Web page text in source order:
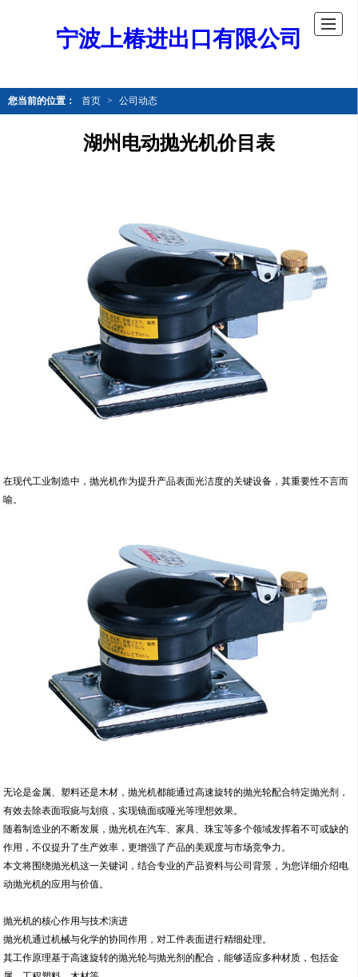
宁波上椿进出口有限公司
您当前的位置： 首页 > 公司动态
湖州电动抛光机价目表
在现代工业制造中，抛光机作为提升产品表面光洁度的关键设备，其重要性不言而
喻。
无论是金属、塑料还是木材，抛光机都能通过高速旋转的抛光轮配合特定抛光剂，
有效去除表面瑕疵与划痕，实现镜面或哑光等理想效果。
随着制造业的不断发展，抛光机在汽车、家具、珠宝等多个领域发挥着不可或缺的
作用，不仅提升了生产效率，更增强了产品的美观度与市场竞争力。
本文将围绕抛光机这一关键词，结合专业的产品资料与公司背景，为您详细介绍电
动抛光机的应用与价值。
抛光机的核心作用与技术演进
抛光机通过机械与化学的协同作用，对工件表面进行精细处理。
其工作原理基于高速旋转的抛光轮与抛光剂的配合，能够适应多种材质，包括金